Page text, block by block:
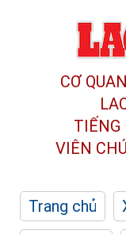
CƠ
TIẾNG
VIÊN
Trang chủ